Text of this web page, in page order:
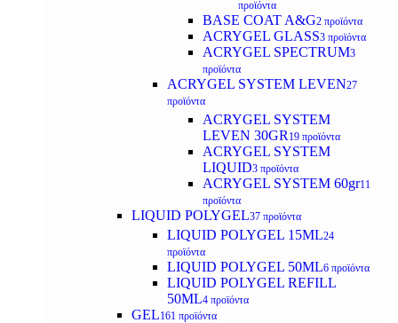
προϊόντα
BASE COAT A&G2 προϊόντα
ACRYGEL GLASS3 προϊόντα
ACRYGEL SPECTRUM3
προϊόντα
ACRYGEL SYSTEM LEVEN27
προϊόντα
ACRYGEL SYSTEM
LEVEN 30GR 19 προϊόντα
ACRYGEL SYSTEM
LIQUID3 προϊόντα
ACRYGEL SYSTEM 60gr11
προϊόντα
LIQUID POLYGEL37 προϊόντα
LIQUID POLYGEL 15ML24
προϊόντα
LIQUID POLYGEL 50ML6 προϊόντα
LIQUID POLYGEL REFILL
50ML4 προϊόντα
GEL161 προϊόντα